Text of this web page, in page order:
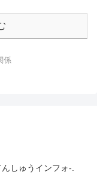
係
しゅうインフォ-.